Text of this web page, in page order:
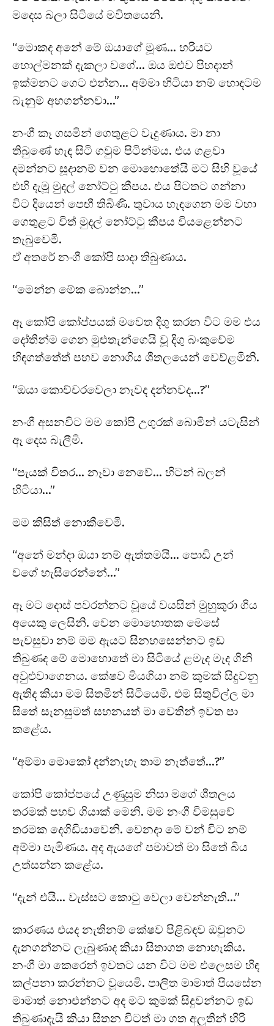
මදෙස බලා සිටියේ මවිතයෙනි.
“මොකද අනේ මේ ඔයාගේ මූණ… හරියට
හොල්මනක් දැකලා වගේ… ඔය ඔළුව පිහදාන්
ඉක්මනට ගෙට එන්න… අම්මා හිටියා නම් හොඳටම
බැනුම් අහගන්නවා…”
නංගී කෑ ගසමින් ගෙතුළට වැදුණාය. මා නා
තිබුණේ හැඳ සිටි ගවුම පිටින්මය. එය ගළවා
දමන්නට සූදානම් වන මොහොතේයි මට සිහි වූයේ
එහි දැමූ මුදල් නෝට්ටු කීපය. එය පිටතට ගන්නා
විට දියෙන් පෙඟී තිබිණි. තුවාය හැඳගෙන මම වහා
ගෙතුළට විත් මුදල් නෝට්ටු කීපය වියළෙන්නට
තැබුවෙමි.
ඒ අතරේ නංගී කෝපි සාදා තිබුණාය.
“මෙන්න මේක බොන්න…”
ඈ කෝපි කෝප්පයක් මවෙත දිගු කරන විට මම එය
දෝතින්ම ගෙන මුළුතැන්ගෙයි වූ දිගු බංකුවේම
හිඳගත්තේත් පහව නොගිය ශීතලයෙන් වෙව්ළමිනි.
“ඔයා කොච්චරවෙලා නෑවද දන්නවද…?”
නංගී අසනවිට මම කෝපි උගුරක් බොමින් යටැසින්
ඈ දෙස බැලීමි.
“පැයක් විතර… නෑවා නෙවේ… හිටන් බලන්
හිටියා…”
මම කිසිත් නොකීවෙමි.
“අනේ මන්දා ඔයා නම් ඇත්තමයි… පොඩි උන්
වගේ හැසිරෙන්නේ…”
ඈ මට දොස් පවරන්නට වූයේ වයසින් මුහුකුරා ගිය
අයෙකු ලෙසිනි. වෙන මොහොතක මෙසේ
පැවසුවා නම් මම ඇයට සිනහසෙන්නට ඉඩ
තිබුණද මේ මොහොතේ මා සිටියේ ළමැද මැද ගිනි
අවුළුවාගෙනය. කේෂව මියගියා නම් කුමක් සිදුවනු
ඇතිද කියා මම සිතමින් සිටියෙමි. එම සිතුවිල්ල මා
සිතේ සැනසුමත් සහනයත් මා වෙතින් ඉවත පා
කළේය.
“අම්මා මොකෝ දන්නැහැ තාම නැත්තේ…?”
කෝපි කෝප්පයේ උණුසුම නිසා මගේ ශීතලය
තරමක් පහව ගියාක් මෙනි. මම නංගී විමසුවේ
තරමක දෙගිඩියාවෙනි. වෙනදා මේ වන් විට නම්
අම්මා පැමිණය. අද ඇයගේ පමාවත් මා සිතේ බිය
උත්සන්න කළේය.
“දැන් එයි… වැස්සට කොටු වෙලා වෙන්නැති…”
කාරණය එයද නැතිනම් කේෂව පිළිබඳව ඔවුනට
දැනගන්නට ලැබුණාද කියා සිතාගත නොහැකිය.
නංගී මා කෙරෙන් ඉවතට යන විට මම එලෙසම හිඳ
කල්පනා කරන්නට වූයෙමි. පාලිත මාමාත් පියසේන
මාමාත් නොඑන්නට අද මට කුමක් සිදුවන්නට ඉඩ
තිබුණාදැයි කියා සිතන විටත් මා ගත අලුතින් හිරි